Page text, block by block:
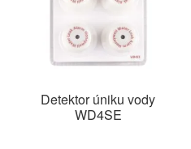
Detektor úniku vody
WD4SE